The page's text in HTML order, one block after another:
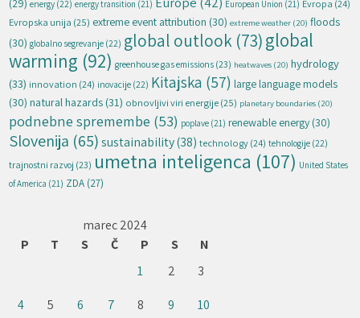
(29) energy (22) energy transition (21) European Union (21) Evropa (24)
Evropska unija (25) extreme event attribution (30) extreme weather (20) floods
(30) globalno segrevanje (22) global outlook (73)global
warming (92) greenhouse gas emissions (23) heatwaves (20) hydrology
(33) innovation (24) inovacije (22) Kitajska (57) large language models
(30) natural hazards (31) obnovljivi viri energije(25) planetary boundaries (20)
podnebne spremembe (53) poplave (21) renewable energy (30)
Slovenija (65) sustainability(38) technology(24) tehnologije (22)
trajnostni razvoj (23) umetna inteligenca (107) United States
of America (21) ZDA (27)
marec 2024
P
T S Č P S
N
1
2
3
4
5 6 7 8 9 10